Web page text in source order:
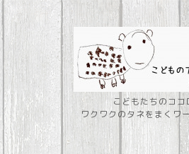
こどもたちのココ
ワクワクのタネをまくワ